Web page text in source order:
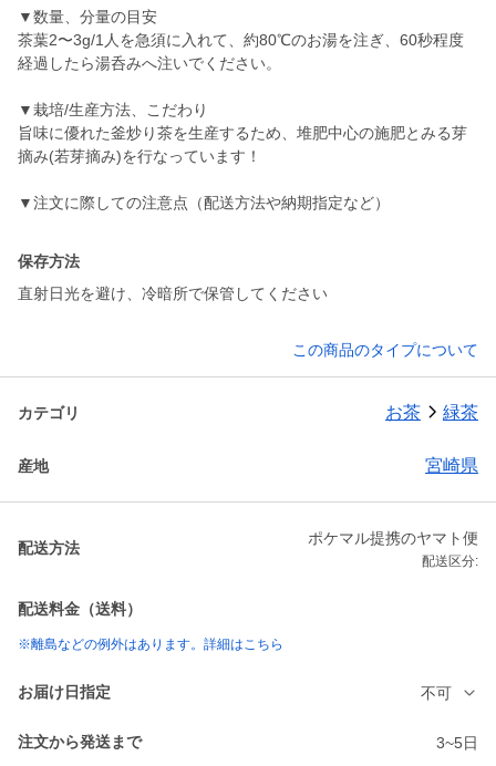
▼数量、分量の目安
茶葉2〜3g/1人を急須に入れて、約80℃のお湯を注ぎ、60秒程度
経過したら湯呑みへ注いでください。
▼栽培/生産方法、こだわり
旨味に優れた釜炒り茶を生産するため、堆肥中心の施肥とみる芽
摘み(若芽摘み)を行なっています！
▼注文に際しての注意点（配送方法や納期指定など）
保存方法
直射日光を避け、冷暗所で保管してください
この商品のタイプについて
カテゴリ お茶 緑茶
産地 宮崎県
配送方法
ポケマル提携のヤマト便
配送区分:
配送料金（送料）
※離島などの例外はあります。詳細はこちら
お届け日指定 不可
注文から発送まで 3~5日